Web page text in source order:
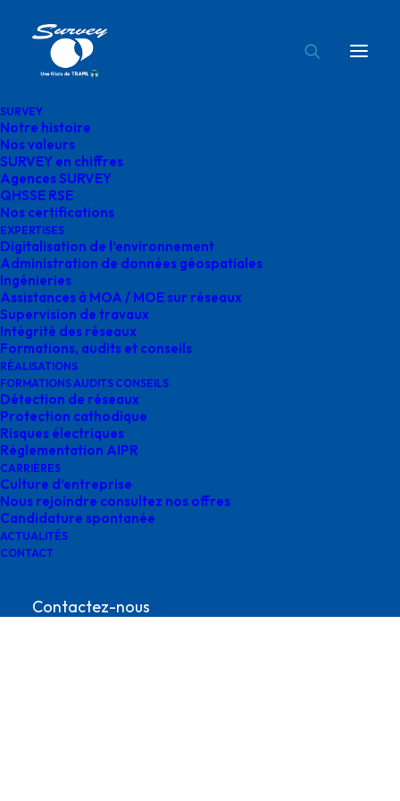
SURVEY
Notre histoire
Nos valeurs
SURVEY en chiffres
Agences SURVEY
QHSSE RSE
Nos certifications
EXPERTISES
Digitalisation de l’environnement
Administration de données géospatiales
Ingénieries
Assistances à MOA / MOE sur réseaux
Supervision de travaux
Intégrité des réseaux
Formations, audits et conseils
RÉALISATIONS
FORMATIONS AUDITS CONSEILS
Détection de réseaux
Protection cathodique
Risques électriques
Réglementation AIPR
CARRIÈRES
Culture d’entreprise
Nous rejoindre consultez nos offres
Candidature spontanée
ACTUALITÉS
CONTACT
Contactez-nous
Accueil Agences SURVEY
agence survey grand
est
agence survey grand est